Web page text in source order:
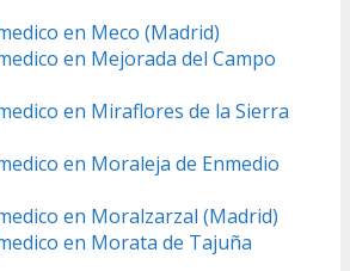
en Meco (Madrid)
en Mejorada del Campo
en Miraflores de la Sierra
en Moraleja de Enmedio
en Moralzarzal (Madrid)
en Morata de Tajuña